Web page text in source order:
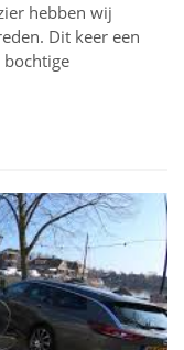
hebben wij
Dit keer een
bochtige